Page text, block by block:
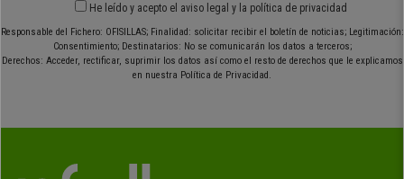
He leído y acepto el aviso legal y la política de privacidad
Responsable del Fichero: OFISILLAS; Finalidad: solicitar recibir el boletín de noticias; Legitimación:
Consentimiento; Destinatarios: No se comunicarán los datos a terceros;
Derechos: Acceder, rectificar, suprimir los datos así como el resto de derechos que le explicamos
en nuestra Política de Privacidad.